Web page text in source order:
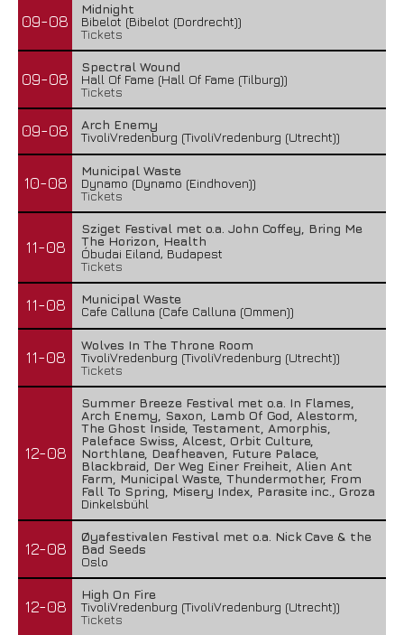
09-08
Midnight
Bibelot (Bibelot (Dordrecht))
Tickets
09-08
Spectral Wound
Hall Of Fame (Hall Of Fame (Tilburg))
Tickets
09-08
Arch Enemy
TivoliVredenburg (TivoliVredenburg (Utrecht))
10-08
Municipal Waste
Dynamo (Dynamo (Eindhoven))
Tickets
11-08
Sziget Festival met o.a. John Coffey, Bring Me
The Horizon, Health
Óbudai Eiland, Budapest
Tickets
11-08
Municipal Waste
Cafe Calluna (Cafe Calluna (Ommen))
11-08
Wolves In The Throne Room
TivoliVredenburg (TivoliVredenburg (Utrecht))
Tickets
12-08
Summer Breeze Festival met o.a. In Flames,
Arch Enemy, Saxon, Lamb Of God, Alestorm,
The Ghost Inside, Testament, Amorphis,
Paleface Swiss, Alcest, Orbit Culture,
Northlane, Deafheaven, Future Palace,
Blackbraid, Der Weg Einer Freiheit, Alien Ant
Farm, Municipal Waste, Thundermother, From
Fall To Spring, Misery Index, Parasite inc., Groza
Dinkelsbühl
12-08
Øyafestivalen Festival met o.a. Nick Cave & the
Bad Seeds
Oslo
12-08
High On Fire
TivoliVredenburg (TivoliVredenburg (Utrecht))
Tickets